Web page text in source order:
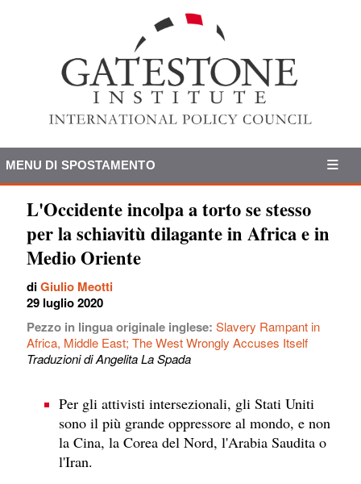
MENU DI SPOSTAMENTO
L'Occidente incolpa a torto se stesso
per la schiavitù dilagante in Africa e in
Medio Oriente
diGiulio Meotti
29 luglio 2020
Pezzo in lingua originale inglese: Slavery Rampant in
Africa, Middle East; The West Wrongly Accuses Itself
Traduzioni di Angelita La Spada
Per gli attivisti intersezionali, gli Stati Uniti
sono il più grande oppressore al mondo, e non
la Cina, la Corea del Nord, l'Arabia Saudita o
l'Iran.